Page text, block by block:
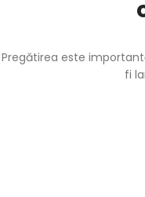
Pregătirea este
fi